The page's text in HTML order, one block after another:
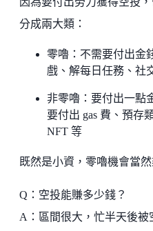
分成兩大類：
零嚕：不需要付出金
戲、解每日任務、社
非零嚕：要付出一點
要付出 gas 費、預存
NFT 等
既然是小資，零嚕機會當
Q：空投能賺多少錢？
A：區間很大，忙半天後